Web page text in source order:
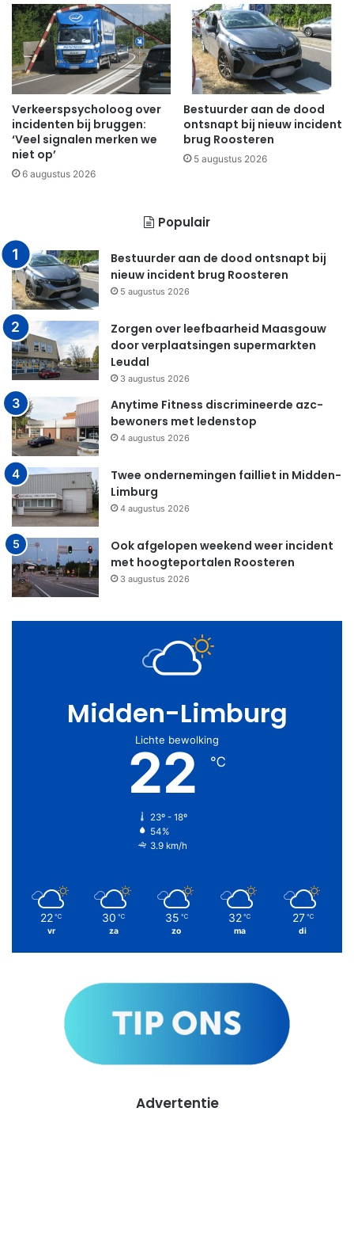
Verkeerspsycholoog over
incidenten bij bruggen:
‘Veel signalen merken we
niet op’
6 augustus 2026
Bestuurder aan de dood
ontsnapt bij nieuw incident
brug Roosteren
5 augustus 2026
Populair
Bestuurder aan de dood ontsnapt bij
nieuw incident brug Roosteren
5 augustus 2026
Zorgen over leefbaarheid Maasgouw
door verplaatsingen supermarkten
Leudal
3 augustus 2026
Anytime Fitness discrimineerde azc-
bewoners met ledenstop
4 augustus 2026
Twee ondernemingen failliet in Midden-
Limburg
4 augustus 2026
Ook afgelopen weekend weer incident
met hoogteportalen Roosteren
3 augustus 2026
Midden-Limburg
Lichte bewolking
22 ℃
23º - 18º
54%
3.9 km/h
22 ℃
vr
30 ℃
za
35 ℃
zo
32 ℃
ma
27 ℃
di
Advertentie